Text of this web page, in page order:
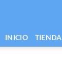
INICIO TIENDA